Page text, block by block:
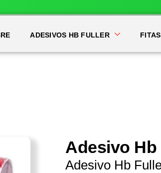
ADESIVOS HB FULLER
Adesivo Hb
Adesivo Hb